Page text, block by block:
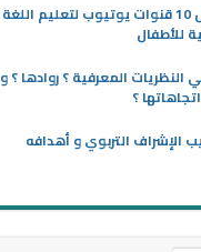
أفضل 10 قنوات يوتيوب لتعليم اللغة
للأطفال
النظريات المعرفية ؟ روادها ؟ و
؟
الإشراف التربوي و أهدافه